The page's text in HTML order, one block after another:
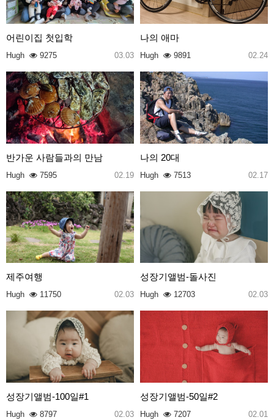
어린이집 첫입학
Hugh 9275 03.03
나의 애마
Hugh 9891 02.24
반가운 사람들과의 만남
Hugh 7595 02.19
나의 20대
Hugh 7513 02.17
제주여행
Hugh 11750 02.03
성장기앨범-돌사진
Hugh 12703 02.03
성장기앨범-100일#1
Hugh 8797 02.03
성장기앨범-50일#2
Hugh 7207 02.01